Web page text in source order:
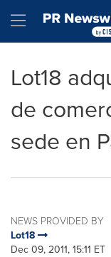
Hamburger
Lot18
de
sede en
NEWS PROVIDED BY
Lot18
Dec 09, 2011, 15:11 ET